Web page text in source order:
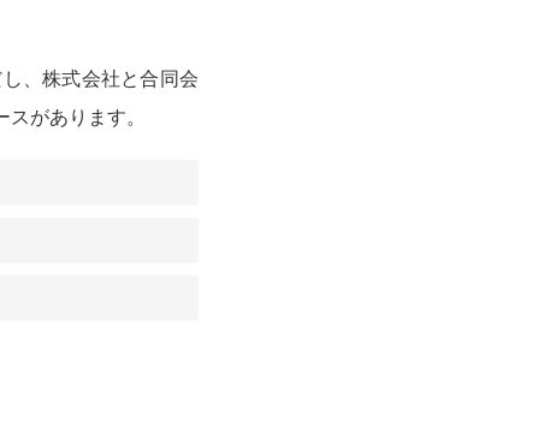
、株式会社と合同会
があります。